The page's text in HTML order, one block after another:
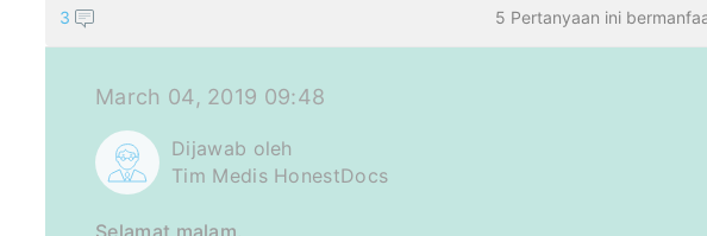
3 5 Pertanyaan ini
March 04, 2019 09:48
Dijawab oleh
Tim Medis HonestDocs